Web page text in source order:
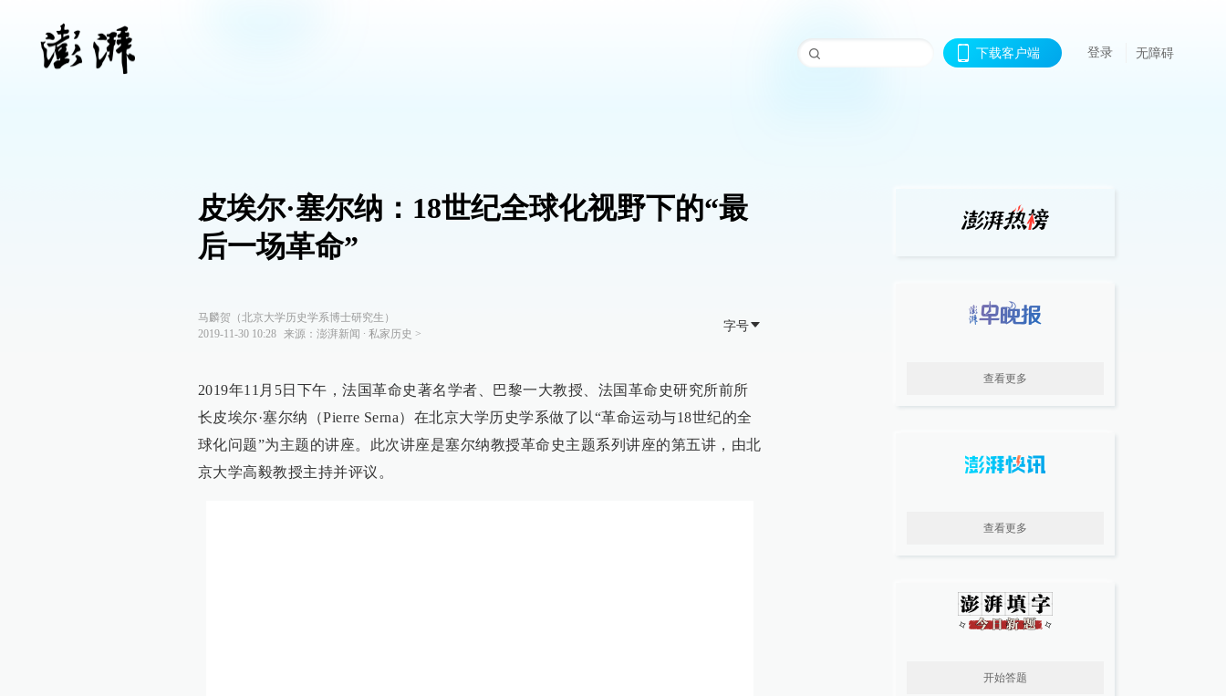
下载客户端 登录 无障碍
皮埃尔·塞尔纳：18世纪全球化视野下的“最
后一场革命”
马麟贺（北京大学历史学系博士研究生）
2019-11-30 10:28
来源： 澎湃新闻 ∙ 私家历史 >
字号
2019年11月5日下午，法国革命史著名学者、巴黎一大教授、法国革命史研究所前所
长皮埃尔·塞尔纳（Pierre Serna）在北京大学历史学系做了以“革命运动与18世纪的全
球化问题”为主题的讲座。此次讲座是塞尔纳教授革命史主题系列讲座的第五讲，由北
京大学高毅教授主持并评议。
查看更多
查看更多
开始答题